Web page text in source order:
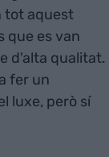
tot aquest
que es van
d'alta qualitat.
fer un
luxe, però sí